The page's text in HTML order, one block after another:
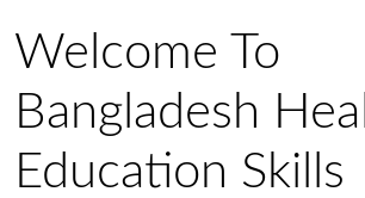
Welcome To
Bangladesh
Education Skills